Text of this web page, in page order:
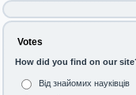
Votes
How did you find on our
Від знайомих науківців